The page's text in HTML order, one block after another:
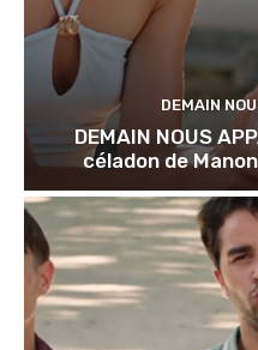
DEMAIN
DEMAIN NOUS
céladon de